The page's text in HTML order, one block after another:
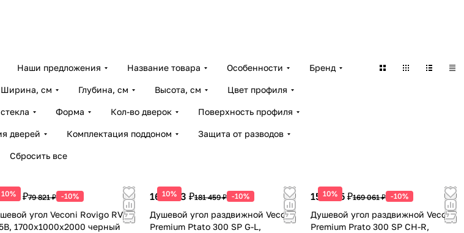
Наши предложения Название товара Особенности Бренд
Ширина, см Глубина, см Высота, см Цвет профиля
Форма Кол-во дверок Поверхность профиля
дверей Комплектация поддоном Защита от разводов
Сбросить все
10%
839 ₽79 821 ₽ -10%
угол Veconi Rovigo RV-
1700х1000х2000 черный
10%
163 313 ₽181 459 ₽ -10%
Душевой угол раздвижной Veconi
Premium Ptato 300 SP G-L,
10%
152 155 ₽169 061 ₽ -10%
Душевой угол раздвижной Veconi
Premium Prato 300 SP CH-R,